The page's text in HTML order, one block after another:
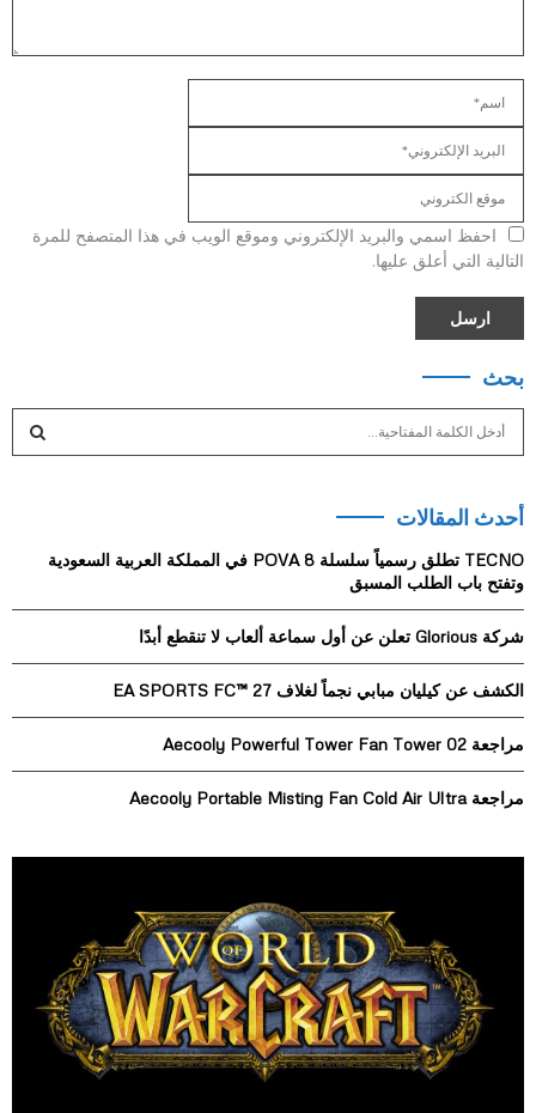
احفظ اسمي والبريد الإلكتروني وموقع الويب في هذا المتصفح للمرة
التالية التي أعلق عليها.
بحث
c
f
o
:
C
H
أحدث المقالات
TECNO تطلق رسمياً سلسلة POVA 8 في المملكة العربية السعودية
وتفتح باب الطلب المسبق
شركة Glorious تعلن عن أول سماعة ألعاب لا تنقطع أبدًا
الكشف عن كيليان مبابي نجماً لغلاف EA SPORTS FC™ 27
مراجعة Aecooly Powerful Tower Fan Tower 02
مراجعة Aecooly Portable Misting Fan Cold Air Ultra